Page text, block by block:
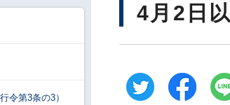
4月2日
行令第3条の3）